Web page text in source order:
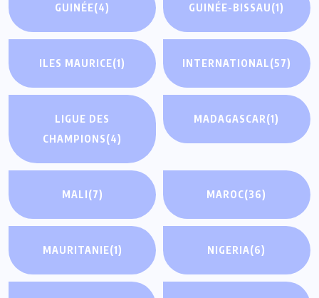
GUINÉE(4) GUINÉE-BISSAU(1)
ILES MAURICE(1) INTERNATIONAL(57)
LIGUE DES
CHAMPIONS(4)
MADAGASCAR(1)
MALI(7) MAROC(36)
MAURITANIE(1) NIGERIA(6)